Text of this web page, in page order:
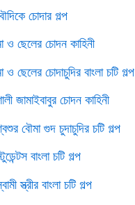
চোদার গল্প
ও ছেলের চোদন কাহিনী
ও ছেলের চোদাচুদির বাংলা চটি গল্প
জামাইবাবুর চোদন কাহিনী
বৌমা গুদ চুদাচুদির চটি গল্প
বাংলা চটি গল্প
স্ত্রীর বাংলা চটি গল্প